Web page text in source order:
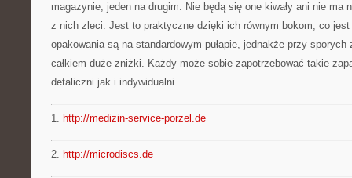
magazynie, jeden na drugim. Nie będą się one kiwały ani nie ma
z nich zleci. Jest to praktyczne dzięki ich równym bokom, co
opakowania są na standardowym pułapie, jednakże przy
całkiem duże zniżki. Każdy może sobie zapotrzebować takie
detaliczni jak i indywidualni.
1. http://medizin-service-porzel.de
2. http://microdiscs.de